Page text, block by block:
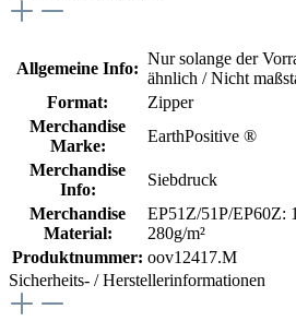
Allgemeine Info:
Nur solange der
ähnlich / Nicht
Format:
Zipper
Merchandise
Marke:
EarthPositive ®
Merchandise
Info:
Siebdruck
Merchandise
Material:
EP51Z/51P/EP60Z:
280g/m²
Produktnummer: oov12417.M
Sicherheits- / Herstellerinformationen